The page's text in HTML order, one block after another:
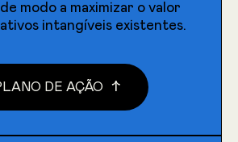
modo a maximizar o valor
intangíveis existentes.
DE AÇÃO ↑